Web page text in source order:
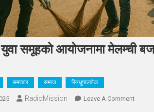
समूहको आयोजनामा मेलम्ची
समाचार समाज सिन्धुपाल्चोक
RadioMission Leave A CommentOn